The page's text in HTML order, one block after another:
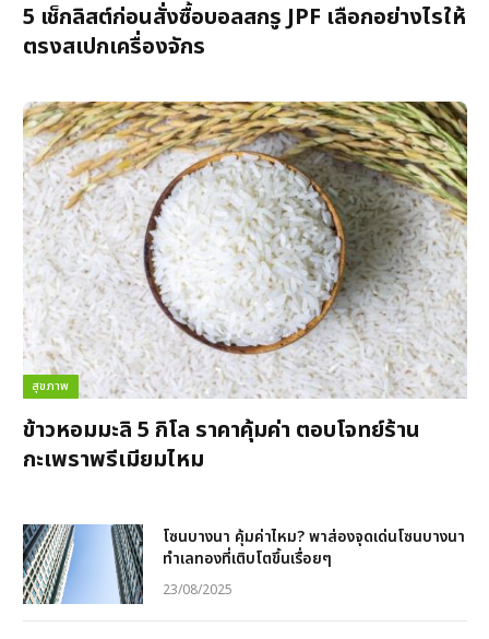
5 เช็กลิสต์ก่อนสั่งซื้อบอลสกรู JPF เลือกอย่างไรให้
ตรงสเปกเครื่องจักร
สุขภาพ
ข้าวหอมมะลิ 5 กิโล ราคาคุ้มค่า ตอบโจทย์ร้าน
กะเพราพรีเมียมไหม
โซนบางนา คุ้มค่าไหม? พาส่องจุดเด่นโซนบางนา
ทำเลทองที่เติบโตขึ้นเรื่อยๆ
23/08/2025